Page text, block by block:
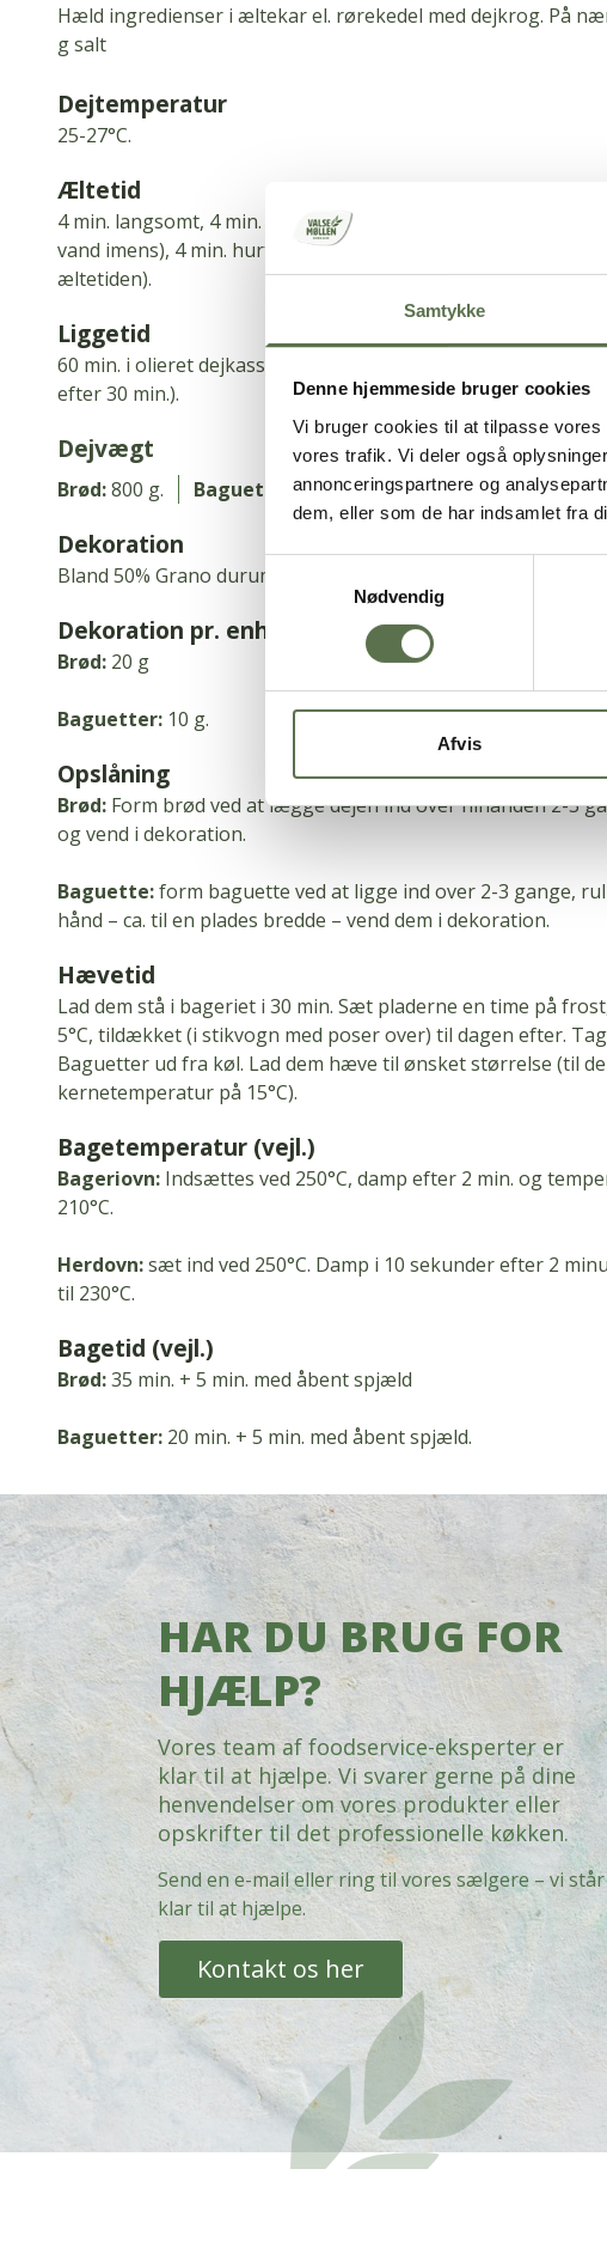
Samtykke
Denne hjemmeside bruger cookies
Vi bruger cookies til at tilpasse
vores trafik. Vi deler også
annonceringspartnere og
dem, eller som de har indsamlet fra
Samtykkevalg
Nødvendig
Afvis
Hæld ingredienser i æltekar el. rørekedel med dejkrog. På
g salt
Dejtemperatur
25-27°C.
Æltetid
4 min. langsomt, 4 min. hurtigt/mellem hastighed (1 min
vand imens), 4 min. hurtigt/mellem hastighed.
æltetiden).
Liggetid
60 min. i olieret dejkasse (foldes første gang, efter den er
efter 30 min.).
Dejvægt
Brød:800 g. Baguetter:400 g
Dekoration
Bland 50% Grano durum grosso, 50% Sesam.
Dekoration pr. enhed
Brød: 20 g
Baguetter: 10 g.
Opslåning
Brød: Form brød ved at lægge dejen ind over hinanden 2-3
og vend i dekoration.
Baguette:form baguette ved at ligge ind over 2-3 gange,
hånd – ca. til en plades bredde – vend dem i dekoration.
Hævetid
Lad dem stå i bageriet i 30 min. Sæt pladerne en time på
5°C, tildækket (i stikvogn med poser over) til dagen efter.
Baguetter ud fra køl. Lad dem hæve til ønsket størrelse (til
kernetemperatur på 15°C).
Bagetemperatur (vejl.)
Bageriovn: Indsættes ved 250°C, damp efter 2 min. og
210°C.
Herdovn:sæt ind ved 250°C. Damp i 10 sekunder efter 2
til 230°C.
Bagetid (vejl.)
Brød:35 min. + 5 min. med åbent spjæld
Baguetter: 20 min. + 5 min. med åbent spjæld.
HAR DU BRUG FOR
HJÆLP?
Vores team af foodservice-eksperter er
klar til at hjælpe. Vi svarer gerne på dine
henvendelser om vores produkter eller
opskrifter til det professionelle køkken.
Send en e-mail eller ring til vores sælgere – vi står
klar til at hjælpe.
Kontakt os her